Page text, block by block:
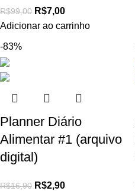
R$99,00 R$7,00
Adicionar ao carrinho
-83%
Planner Diário
Alimentar #1 (arquivo
digital)
R$16,90 R$2,90